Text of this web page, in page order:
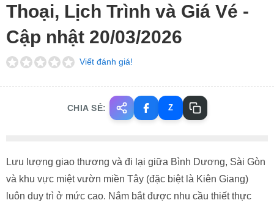
Thoại, Lịch Trình và Giá Vé -
Cập nhật 20/03/2026
Viết đánh giá!
CHIA SẺ: Z
Lưu lượng giao thương và đi lại giữa Bình Dương, Sài Gòn
và khu vực miệt vườn miền Tây (đặc biệt là Kiên Giang)
luôn duy trì ở mức cao. Nắm bắt được nhu cầu thiết thực